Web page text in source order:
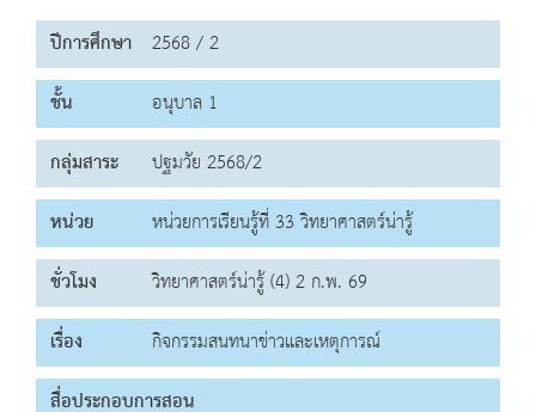
ปีการศึกษา 2568 / 2
ชั้น
อนุบาล 1
กลุ่มสาระ
ปฐมวัย 2568/2
หน่วย
หน่วยการเรียนรู้ที่ 33 วิทยาศาสตร์น่ารู้
ชั่วโมง
วิทยาศาสตร์น่ารู้ (4) 2 ก.พ. 69
เรื่อง
กิจกรรมสนทนาข่าวและเหตุการณ์
สื่อประกอบการสอน